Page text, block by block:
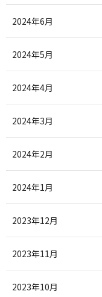
2024年6月
2024年5月
2024年4月
2024年3月
2024年2月
2024年1月
2023年12月
2023年11月
2023年10月